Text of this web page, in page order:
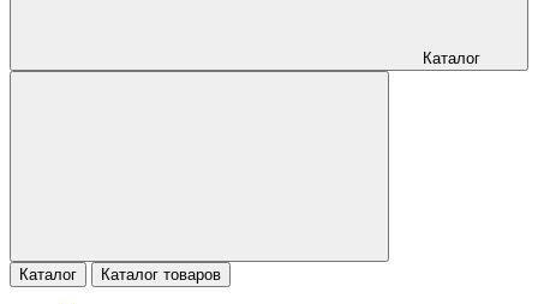
Каталог
Каталог Каталог товаров